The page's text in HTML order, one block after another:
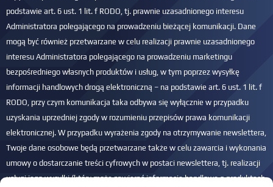
podstawie art. 6 ust. 1 lit. f RODO, tj. prawnie uzasadnionego interesu
Administratora polegającego na prowadzeniu bieżącej komunikacji. Dane
mogą być również przetwarzane w celu realizacji prawnie uzasadnionego
interesu Administratora polegającego na prowadzeniu marketingu
bezpośredniego własnych produktów i usług, w tym poprzez wysyłkę
informacji handlowych drogą elektroniczną – na podstawie art. 6 ust. 1 lit. f
RODO, przy czym komunikacja taka odbywa się wyłącznie w przypadku
uzyskania uprzedniej zgody w rozumieniu przepisów prawa komunikacji
elektronicznej. W przypadku wyrażenia zgody na otrzymywanie newslettera,
Twoje dane osobowe będą przetwarzane także w celu zawarcia i wykonania
umowy o dostarczanie treści cyfrowych w postaci newslettera, tj. realizacji
usługi jego wysyłki (który może zawierać informacje handlowe o produktach